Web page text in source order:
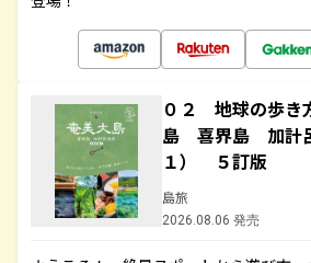
０２ 地球の歩
島 喜界島 加計
１） ５訂版
島旅
2026.08.06 発売